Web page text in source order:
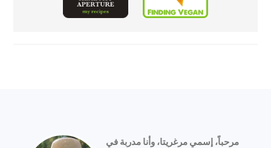
مرحباً، إسمي مرغريتا، وأنا مدربة في